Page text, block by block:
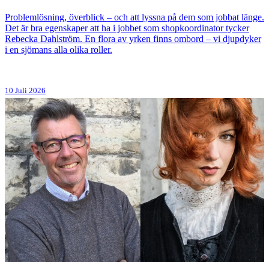
Problemlösning, överblick – och att lyssna på dem som jobbat länge.
Det är bra egenskaper att ha i jobbet som shopkoordinator tycker
Rebecka Dahlström. En flora av yrken finns ombord – vi djupdyker
i en sjömans alla olika roller.
10 Juli 2026